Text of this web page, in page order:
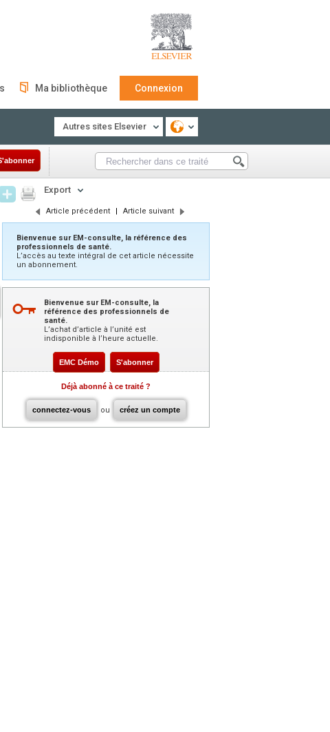
Ma bibliothèque Connexion
Autres sites Elsevier
Export
Article précédent | Article suivant
Bienvenue sur EM-consulte, la référence des
professionnels de santé.
L’accès au texte intégral de cet article nécessite
un abonnement.
Bienvenue sur EM-consulte, la
référence des professionnels de
santé.
L’achat d’article à l’unité est
indisponible à l’heure actuelle.
EMC Démo S'abonner
Déjà abonné à ce traité ?
connectez-vous ou créez un compte